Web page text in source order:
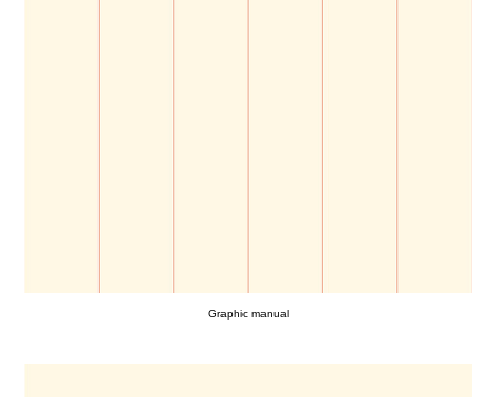
Graphic manual